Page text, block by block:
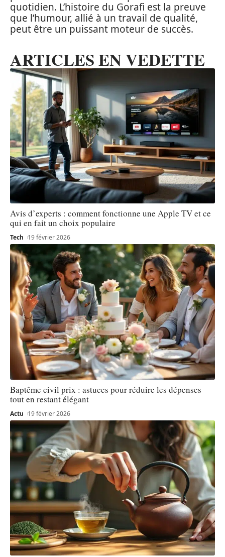
quotidien. L’histoire du Gorafi est la preuve
que l’humour, allié à un travail de qualité,
peut être un puissant moteur de succès.
ARTICLES EN VEDETTE
Avis d’experts : comment fonctionne une Apple TV et ce
qui en fait un choix populaire
Tech 19 février 2026
Baptême civil prix : astuces pour réduire les dépenses
tout en restant élégant
Actu 19 février 2026